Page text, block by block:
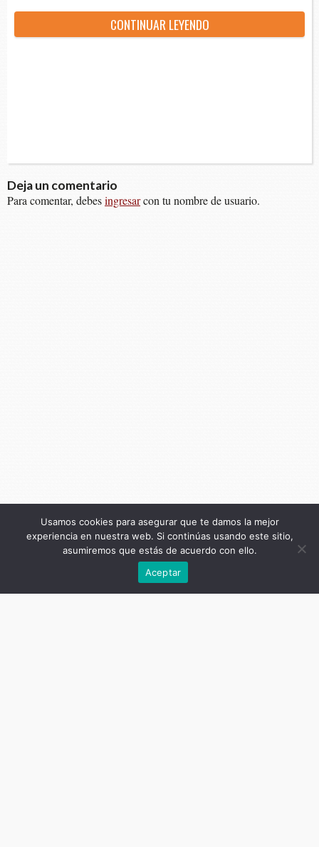
CON­TI­NUAR LEYENDO
Deja un comentario
Para comentar, debesingresarcon tu nombre de usuario.
Usamos cookies para asegurar que te damos la mejor
experiencia en nuestra web. Si continúas usando este sitio,
asumiremos que estás de acuerdo con ello.
Aceptar